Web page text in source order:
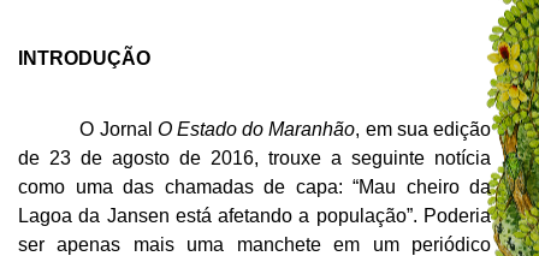
INTRODUÇÃO
O Jornal O Estado do Maranhão, em sua edição
de 23 de agosto de 2016, trouxe a seguinte notícia
como uma das chamadas de capa: “Mau cheiro da
Lagoa da Jansen está afetando a população”. Poderia
ser apenas mais uma manchete em um periódico